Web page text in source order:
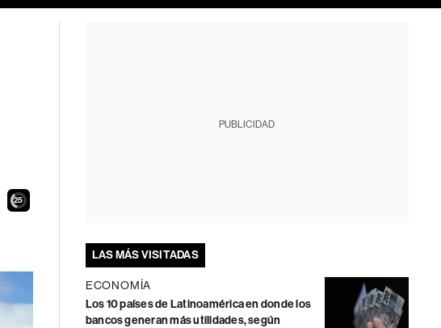
24
PUBLICIDAD
LAS MÁS VISITADAS
ECONOMÍA
Los 10 países de Latinoamérica en donde los
bancos generan más utilidades, según